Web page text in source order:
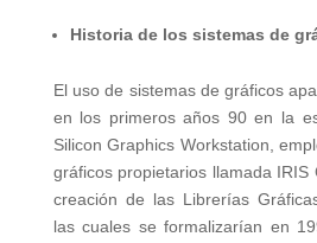
Historia de los sistemas de
El uso de sistemas de gráficos
en los primeros años 90 en la
Silicon Graphics Workstation,
gráficos propietarios llamada IRIS
creación de las Librerías
las cuales se formalizarían en